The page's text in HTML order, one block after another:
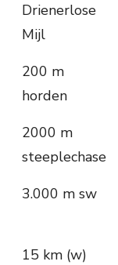
Drienerlose
Mijl
200 m
horden
2000 m
steeplechase
3.000 m sw
15 km (w)